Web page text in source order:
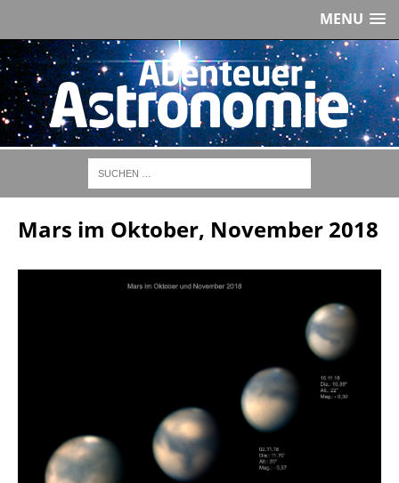
MENU
Mars im Oktober, November 2018